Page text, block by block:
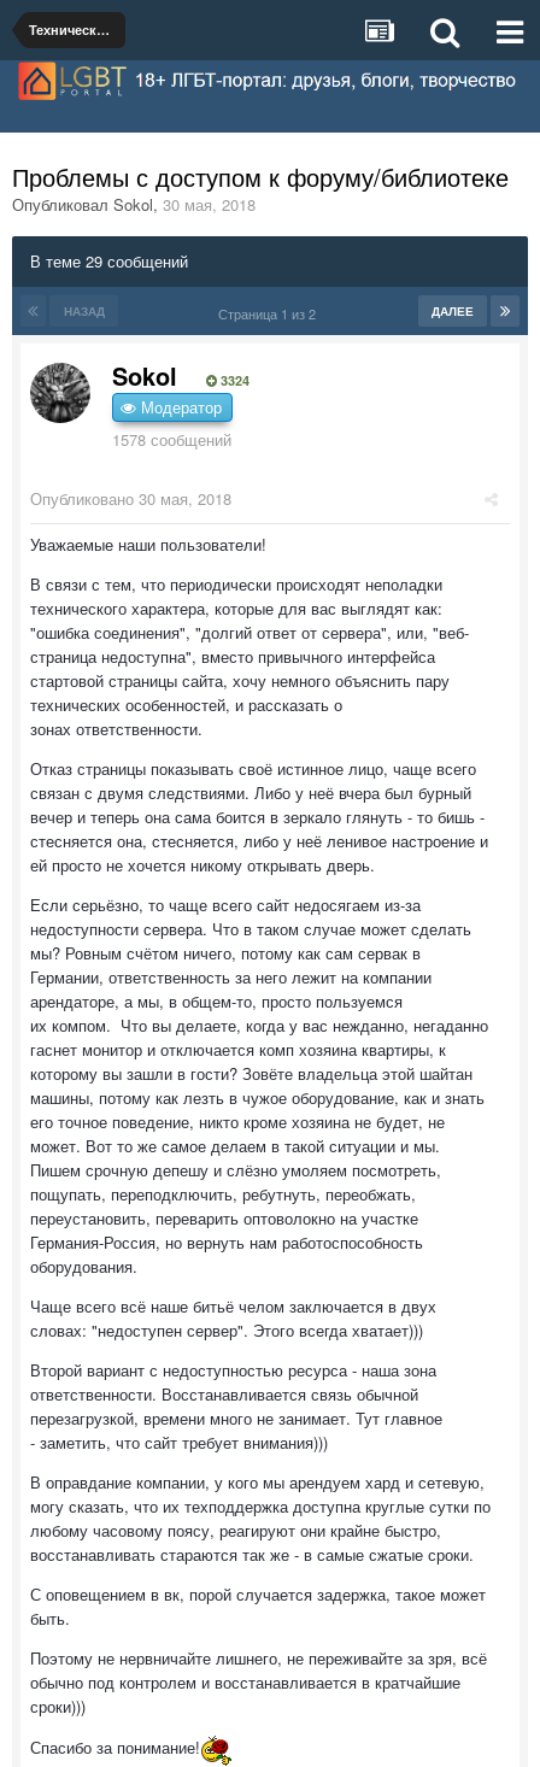
Техническая поддержка
Проблемы с доступом к форуму/библиотеке
Опубликовал Sokol, 30 мая, 2018
В теме 29 сообщений
НАЗАД ДАЛЕЕ
Страница 1 из 2
Sokol 3324
Модератор
1578 сообщений
Опубликовано 30 мая, 2018
Уважаемые наши пользователи!
В связи с тем, что периодически происходят неполадки
технического характера, которые для вас выглядят как:
"ошибка соединения", "долгий ответ от сервера", или, "веб-
страница недоступна", вместо привычного интерфейса
стартовой страницы сайта, хочу немного объяснить пару
технических особенностей, и рассказать о
зонах ответственности.
Отказ страницы показывать своё истинное лицо, чаще всего
связан с двумя следствиями. Либо у неё вчера был бурный
вечер и теперь она сама боится в зеркало глянуть - то бишь -
стесняется она, стесняется, либо у неё ленивое настроение и
ей просто не хочется никому открывать дверь.
Если серьёзно, то чаще всего сайт недосягаем из-за
недоступности сервера. Что в таком случае может сделать
мы? Ровным счётом ничего, потому как сам сервак в
Германии, ответственность за него лежит на компании
арендаторе, а мы, в общем-то, просто пользуемся
их компом. Что вы делаете, когда у вас нежданно, негаданно
гаснет монитор и отключается комп хозяина квартиры, к
которому вы зашли в гости? Зовёте владельца этой шайтан
машины, потому как лезть в чужое оборудование, как и знать
его точное поведение, никто кроме хозяина не будет, не
может. Вот то же самое делаем в такой ситуации и мы.
Пишем срочную депешу и слёзно умоляем посмотреть,
пощупать, переподключить, ребутнуть, переобжать,
переустановить, переварить оптоволокно на участке
Германия-Россия, но вернуть нам работоспособность
оборудования.
Чаще всего всё наше битьё челом заключается в двух
словах: "недоступен сервер". Этого всегда хватает)))
Второй вариант с недоступностью ресурса - наша зона
ответственности. Восстанавливается связь обычной
перезагрузкой, времени много не занимает. Тут главное
- заметить, что сайт требует внимания)))
В оправдание компании, у кого мы арендуем хард и сетевую,
могу сказать, что их техподдержка доступна круглые сутки по
любому часовому поясу, реагируют они крайне быстро,
восстанавливать стараются так же - в самые сжатые сроки.
С оповещением в вк, порой случается задержка, такое может
быть.
Поэтому не нервничайте лишнего, не переживайте за зря, всё
обычно под контролем и восстанавливается в кратчайшие
сроки)))
Спасибо за понимание!